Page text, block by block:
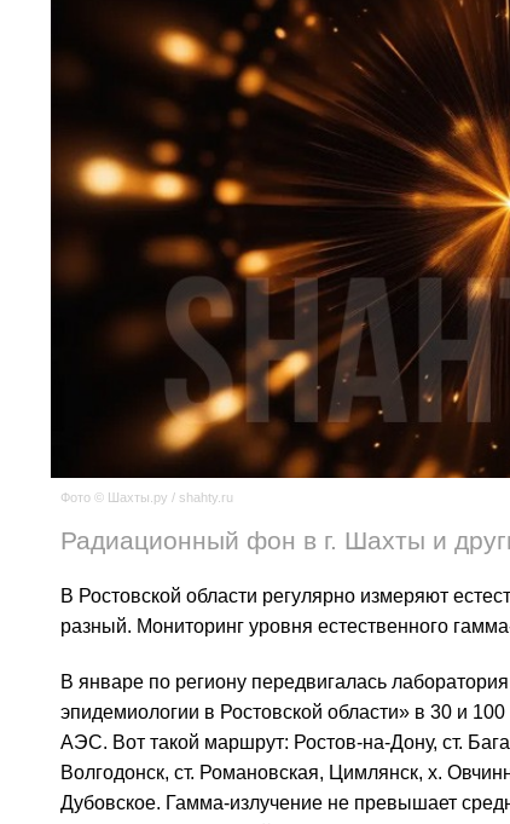
Фото © Шахты.ру / shahty.ru
Радиационный фон в г. Шахты и
В Ростовской области регулярно измеряют
разный. Мониторинг уровня естественного
В январе по региону передвигалась
эпидемиологии в Ростовской области» в 30 и
АЭС. Вот такой маршрут: Ростов-на-Дону, ст.
Волгодонск, ст. Романовская, Цимлянск, х.
Дубовское. Гамма-излучение не превышает